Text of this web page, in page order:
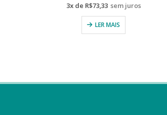
3x de R$100,00 sem juros
LER MAIS